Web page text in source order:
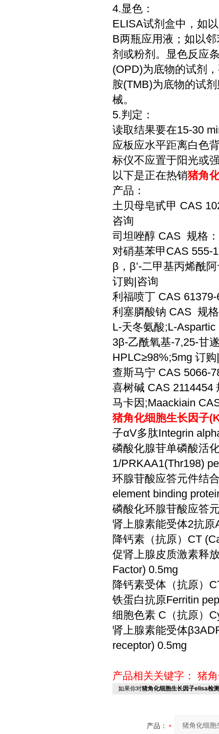
4.显色：
ELISA试剂盒中，如
B两瓶应用液；如以
剂或粉剂。显色反应
(OPD)为底物的试剂
胺(TMB)为底物的试
械。
5.判定：
读取结果要在15-30
应板应水平距离白色
标仪不应置于阳光或
以下是正在热销猪角
产品：
土贝母皂甙甲 CAS
咨询
司坦唑醇 CAS 规格
对硝基苯甲CAS 555-
β，β’-二甲基丙烯酰
订购|咨询
利福喷丁 CAS
利塞膦酸钠 CAS 规
L-天冬氨酸;L-
3β-乙酰氧基-7,25-甘
HPLC≥98%;5mg 订
查斯马宁 CAS 5066-
喜树碱 CAS 2114454
马卡因;Maackiain
猪角化细胞生长因子
子αV多肽Integrin
磷酸化腺苷单磷酸活
1/PRKAA1(Thr198)
环腺苷酸应答元件结
element binding
磷酸化环腺苷酸应答
肾上腺素能受体2抗
降钙素（抗原）CT
促肾上腺皮质激素释
Factor) 0.5mg
降钙素受体（抗原）
铁蛋白抗原Ferritin
细胞色素 C（抗原）
肾上腺素能受体
receptor) 0.5mg
产品相关关键字： 猪
如果你对猪角化细胞生长因子elisa检
产品：